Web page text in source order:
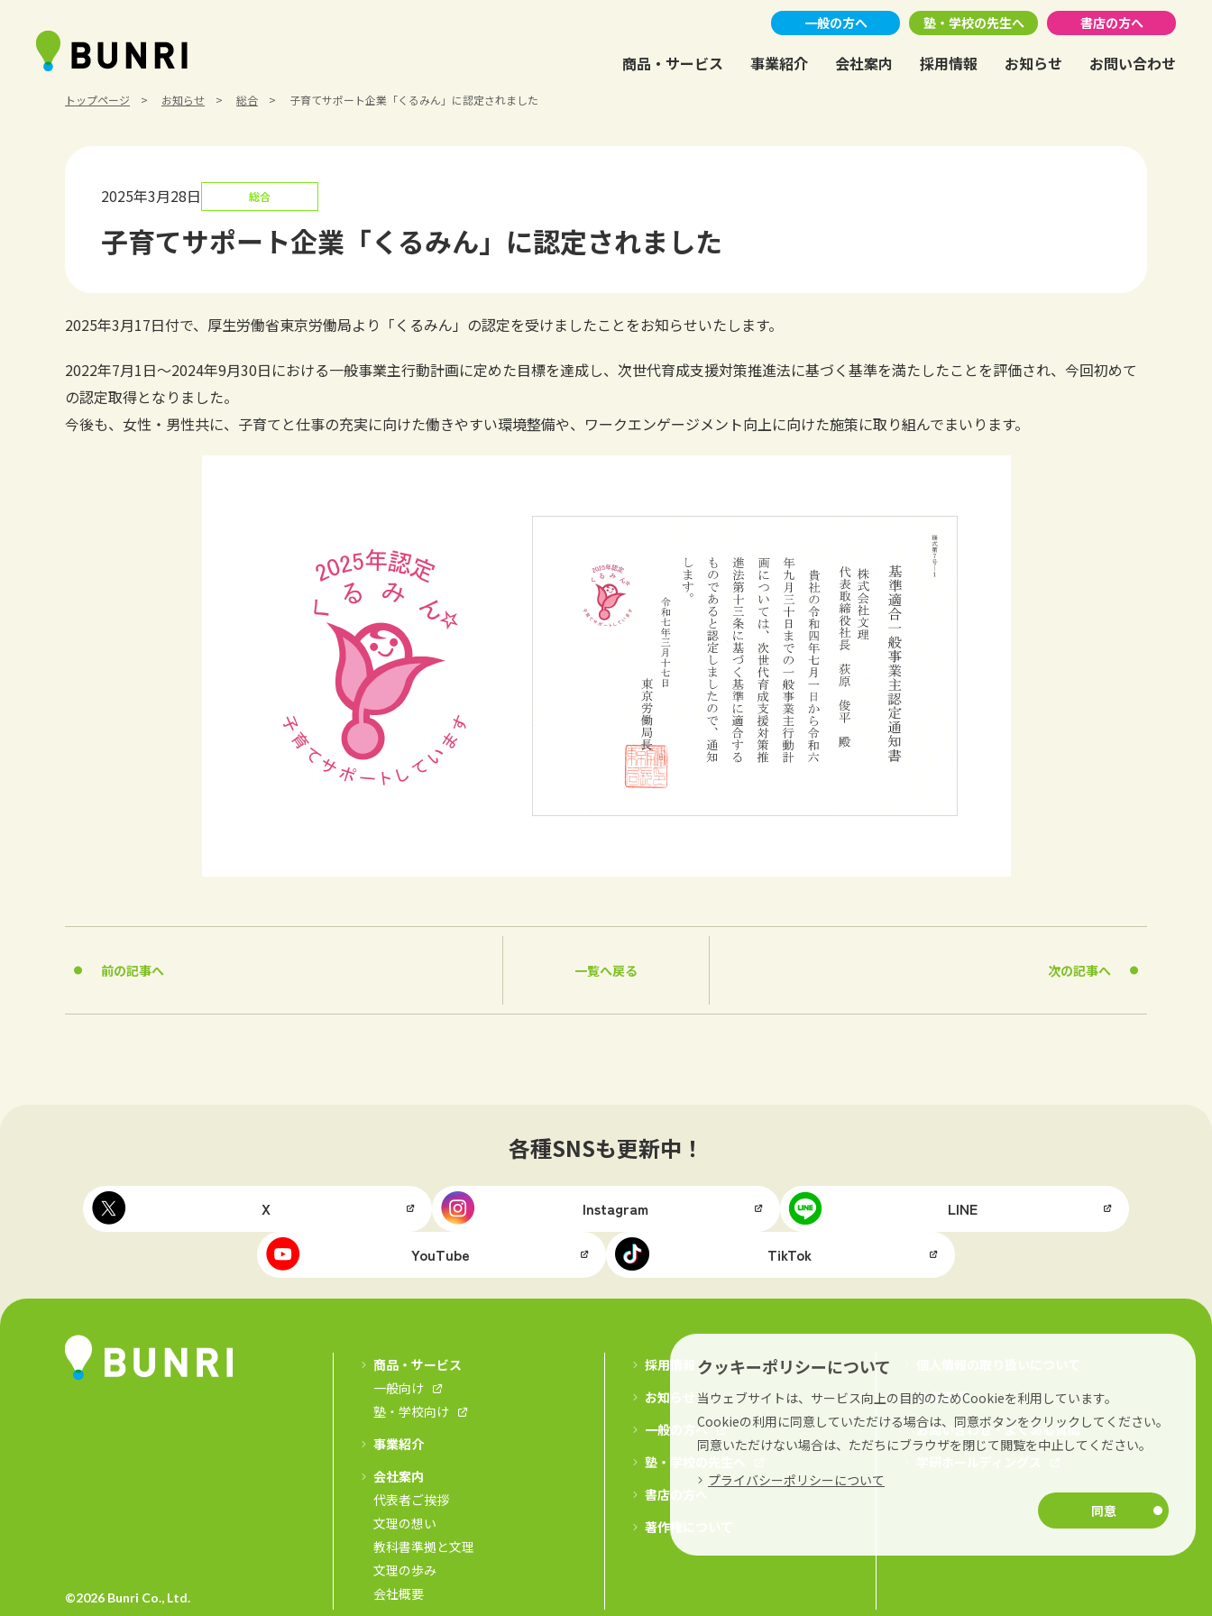
一般の方へ 塾・学校の先生へ 書店の方へ
商品・サービス 事業紹介 会社案内 採用情報 お知らせ お問い合わせ
トップページ お知らせ 総合 子育てサポート企業「くるみん」に認定されました
2025年3月28日 総合
子育てサポート企業「くるみん」に認定されました
2025年3月17日付で、厚生労働省東京労働局より「くるみん」の認定を受けましたことをお知らせいたします。
2022年7月1日～2024年9月30日における一般事業主行動計画に定めた目標を達成し、次世代育成支援対策推進法に基づく基準を満たしたことを評価され、今回初めて
の認定取得となりました。
今後も、女性・男性共に、子育てと仕事の充実に向けた働きやすい環境整備や、ワークエンゲージメント向上に向けた施策に取り組んでまいります。
前の記事へ 一覧へ戻る 次の記事へ
クッキーポリシーについて
当ウェブサイトは、サービス向上の目的のためCookieを利用しています。
Cookieの利用に同意していただける場合は、同意ボタンをクリックしてください。
同意いただけない場合は、ただちにブラウザを閉じて閲覧を中止してください。
プライバシーポリシーについて
同意
各種SNSも更新中！
X Instagram LINE
YouTube TikTok
©2026 Bunri Co., Ltd.
商品・サービス
一般向け
塾・学校向け
事業紹介
会社案内
代表者ご挨拶
文理の想い
教科書準拠と文理
文理の歩み
会社概要
採用情報
お知らせ
一般の方へ
塾・学校の先生へ
書店の方へ
著作権について
免責事項
お問い合わせ・よくある質問